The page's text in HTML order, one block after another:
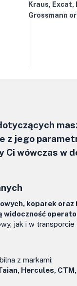
Kraus,
Grossmann
z jego
Ci wówczas w
koparek oraz
widoczność
jak i w
z markami:
Hercules,